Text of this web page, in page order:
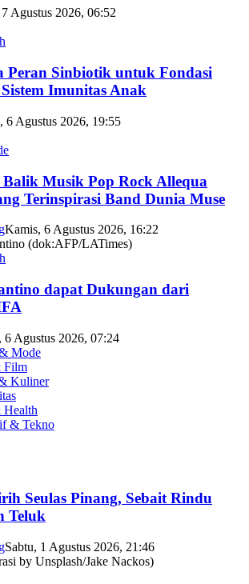
Agustus 2026, 06:52
Peran Sinbiotik untuk Fondasi
Imunitas Anak
6 Agustus 2026, 19:55
Balik Musik Pop Rock Allequa
Terinspirasi Band Dunia Muse
Kamis, 6 Agustus 2026, 16:22
dapat Dukungan dari
6 Agustus 2026, 07:24
Mode
Film
Kuliner
Health
& Tekno
Seulas Pinang, Sebait Rindu
Teluk
Sabtu, 1 Agustus 2026, 21:46